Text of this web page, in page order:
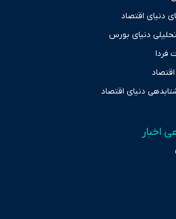
دنیای اقتصاد
دنیای بورس
فردا
دنیای اقتصاد
اخبار